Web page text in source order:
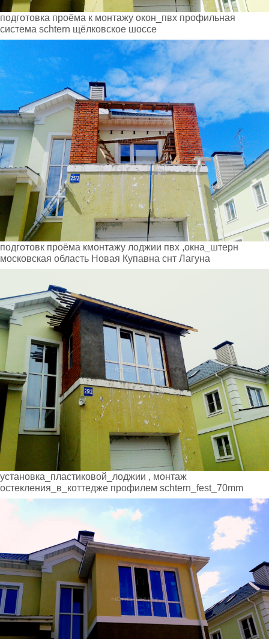
подготовка проёма к монтажу окон_пвх профильная
система schtern щёлковское шоссе
подготовк проёма кмонтажу лоджии пвх ,окна_штерн
московская область Новая Купавна снт Лагуна
установка_пластиковой_лоджии , монтаж
остекления_в_коттедже профилем schtern_fest_70mm